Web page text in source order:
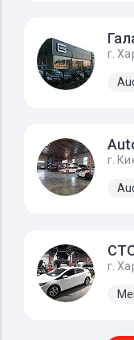
г.
г.